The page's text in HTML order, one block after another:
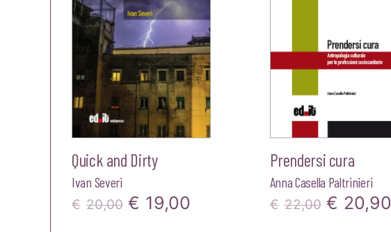
Quick and Dirty
Ivan Severi
€ 20,00 Il
€ 19,00
Prendersi cura
Anna Casella Paltrinieri
€ 22,00 Il
€ 20,90